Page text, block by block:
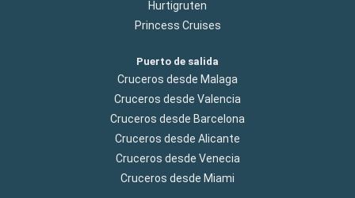
Hurtigruten
Princess Cruises
Puerto de salida
Cruceros desde Malaga
Cruceros desde Valencia
Cruceros desde Barcelona
Cruceros desde Alicante
Cruceros desde Venecia
Cruceros desde Miami